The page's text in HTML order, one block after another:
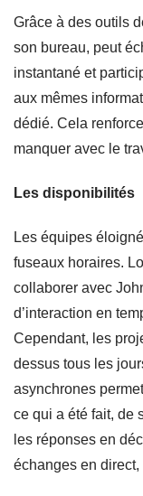
Grâce à des outils
son bureau, peut
instantané et
aux mêmes
dédié. Cela
manquer avec le
Les disponibilités
Les équipes
fuseaux horaires.
collaborer avec
d’interaction en
Cependant, les
dessus tous les
asynchrones
ce qui a été fait, de
les réponses en
échanges en